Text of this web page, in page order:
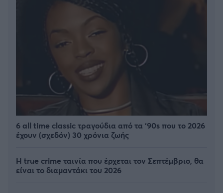
6 all time classic τραγούδια από τα ‘90s που το 2026
έχουν (σχεδόν) 30 χρόνια ζωής
Η true crime ταινία που έρχεται τον Σεπτέμβριο, θα
είναι το διαμαντάκι του 2026